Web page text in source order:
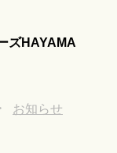
お知らせ